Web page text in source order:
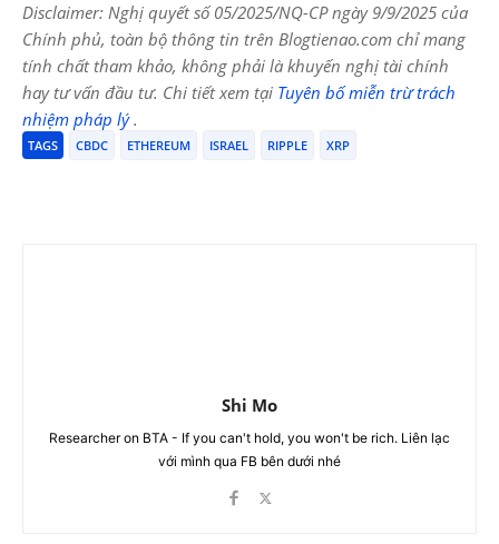
Disclaimer: Nghị quyết số 05/2025/NQ-CP ngày 9/9/2025 của
Chính phủ, toàn bộ thông tin trên Blogtienao.com chỉ mang
tính chất tham khảo, không phải là khuyến nghị tài chính
hay tư vấn đầu tư. Chi tiết xem tại Tuyên bố miễn trừ trách
nhiệm pháp lý.
TAGS CBDC ETHEREUM ISRAEL RIPPLE XRP
Shi Mo
Researcher on BTA - If you can't hold, you won't be rich. Liên lạc
với mình qua FB bên dưới nhé